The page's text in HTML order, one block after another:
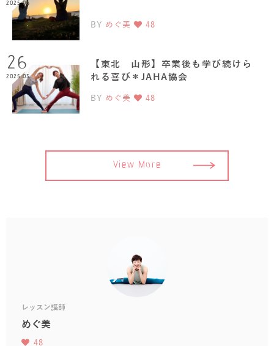
2025.06
BY めぐ美 48
26
2025.03
【東北 山形】卒業後も学び続けら
れる喜び＊JAHA協会
BY めぐ美 48
View More
レッスン講師
めぐ美
48